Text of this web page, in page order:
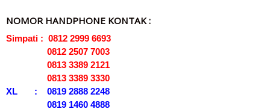
NOMOR HANDPHONE KONTAK :
Simpati : 0812 2999 6693
0812 2507 7003
0813 3389 2121
0813 3389 3330
XL : 0819 2888 2248
0819 1460 4888